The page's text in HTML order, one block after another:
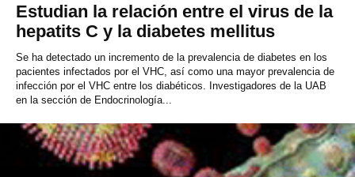
Estudian la relación entre el virus de la
hepatits C y la diabetes mellitus
Se ha detectado un incremento de la prevalencia de diabetes en los
pacientes infectados por el VHC, así como una mayor prevalencia de
infección por el VHC entre los diabéticos. Investigadores de la UAB
en la sección de Endocrinología...